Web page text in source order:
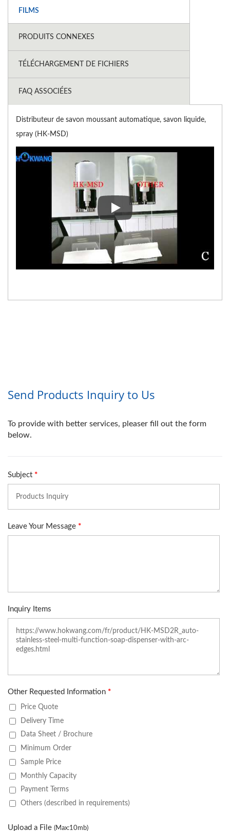
FILMS
PRODUITS CONNEXES
TÉLÉCHARGEMENT DE FICHIERS
FAQ ASSOCIÉES
Distributeur de savon moussant automatique, savon liquide,
spray (HK-MSD)
Distributeur de savon